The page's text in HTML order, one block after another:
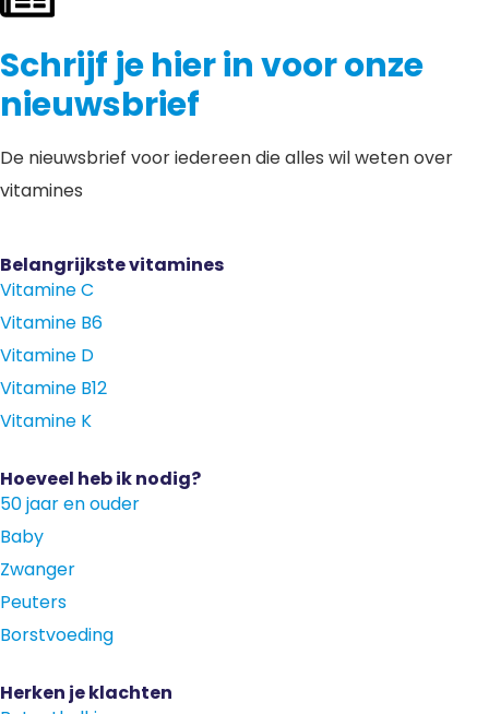
Schrijf je hier in voor onze
nieuwsbrief
De nieuwsbrief voor iedereen die alles wil weten over
vitamines
Belangrijkste vitamines
Vitamine C
Vitamine B6
Vitamine D
Vitamine B12
Vitamine K
Hoeveel heb ik nodig?
50 jaar en ouder
Baby
Zwanger
Peuters
Borstvoeding
Herken je klachten